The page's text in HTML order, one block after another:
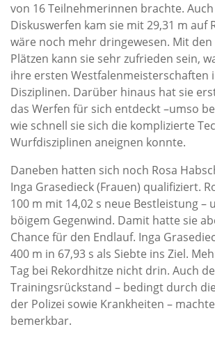
von 16 Teilnehmerinnen brachte.
Diskuswerfen kam sie mit 29,31 m auf
wäre noch mehr dringewesen. Mit
Plätzen kann sie sehrzufrieden sein,
ihre ersten Westfalenmeisterschaften
Disziplinen. Darüber hinaus hat sie
das Werfen für sich entdeckt–umso
wie schnell sie sich die komplizierte
Wurfdisziplinen aneignen konnte.
Daneben hatten sich noch Rosa
Inga Grasedieck (Frauen) qualifiziert.
100 m mit 14,02 s neue Bestleistung –
böigem Gegenwind. Damit hatte sie
Chance für den Endlauf. Inga
400 m in 67,93 s als Siebte ins Ziel.
Tag bei Rekordhitze nicht drin. Auch
Trainingsrückstand – bedingt durch
der Polizei sowie Krankheiten –
bemerkbar.